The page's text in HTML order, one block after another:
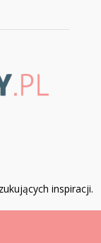
inspiracji.